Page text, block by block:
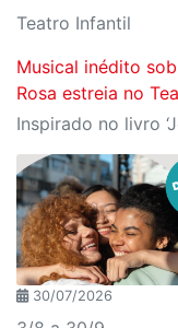
Teatro Infantil
Musical inédito
Rosa estreia no
30/07/2026